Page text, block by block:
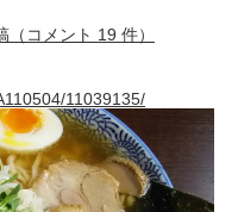
コメント 19 件）
11039135/